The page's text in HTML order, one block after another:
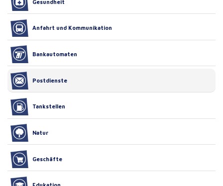
Gesundheit
Anfahrt und Kommunikation
Bankautomaten
Postdienste
Tankstellen
Natur
Geschäfte